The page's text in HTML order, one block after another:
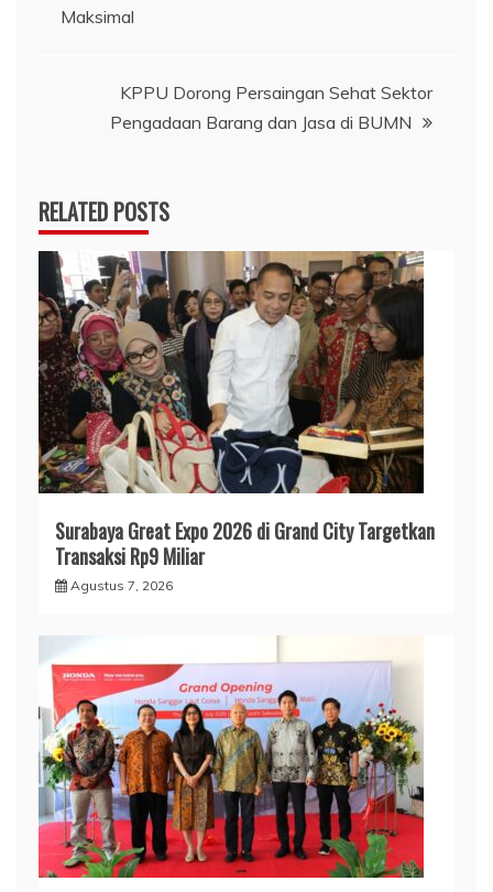
Maksimal
KPPU Dorong Persaingan Sehat Sektor
Pengadaan Barang dan Jasa di BUMN
RELATED POSTS
Surabaya Great Expo 2026 di Grand City Targetkan
Transaksi Rp9 Miliar
Agustus 7, 2026